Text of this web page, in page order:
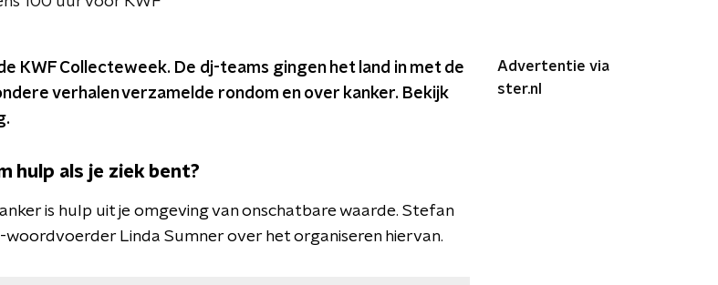
KWF Collecteweek. De dj-teams gingen het land in met de
verhalen verzamelde rondom en over kanker. Bekijk
hulp als je ziek bent?
is hulp uit je omgeving van onschatbare waarde. Stefan
woordvoerder Linda Sumner over het organiseren hiervan.
Advertentie via
ster.nl